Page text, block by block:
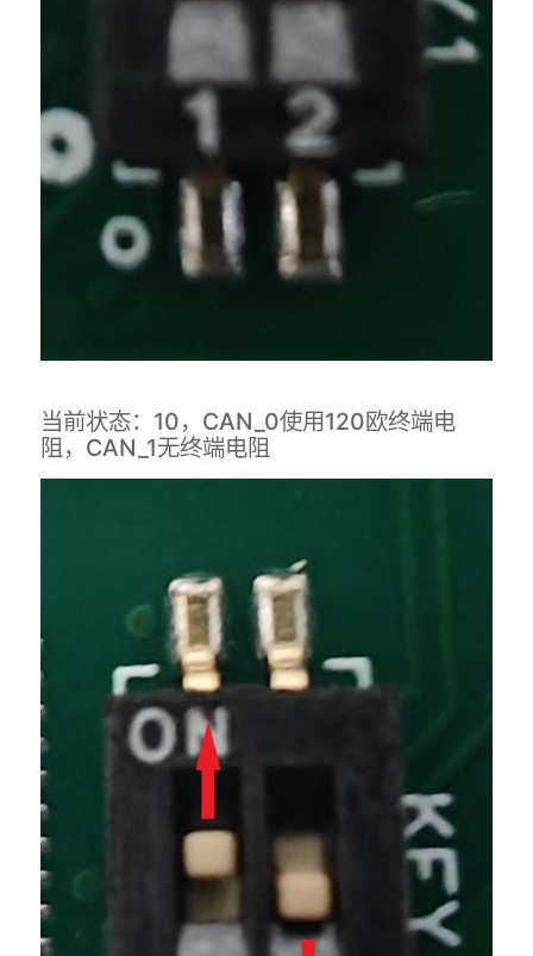
当前状态：10，CAN_0使用120欧终端电
阻，CAN_1无终端电阻